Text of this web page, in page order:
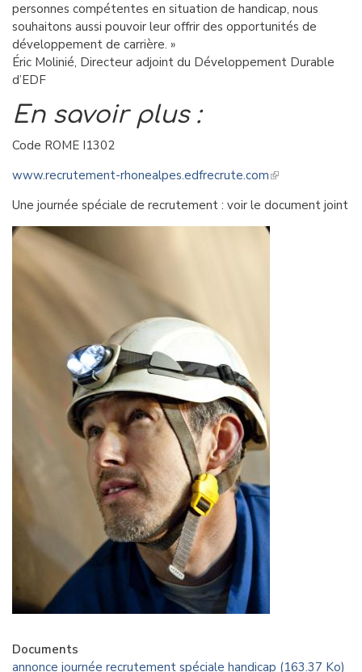
personnes compétentes en situation de handicap, nous
souhaitons aussi pouvoir leur offrir des opportunités de
développement de carrière. »
Éric Molinié, Directeur adjoint du Développement Durable
d’EDF
En savoir plus :
Code ROME I1302
www.recrutement-rhonealpes.edfrecrute.com
Une journée spéciale de recrutement : voir le document joint
Documents
annonce journée recrutement spéciale handicap (163.37 Ko)